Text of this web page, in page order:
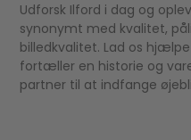
Udforsk Ilford i dag og
synonymt med kvalitet,
billedkvalitet. Lad os
fortæller en historie og
partner til at indfange